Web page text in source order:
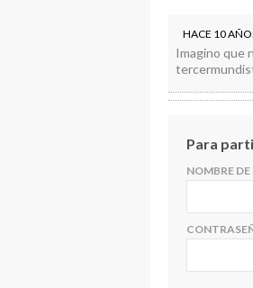
HACE 10
Imagino que
Para
NOMBRE